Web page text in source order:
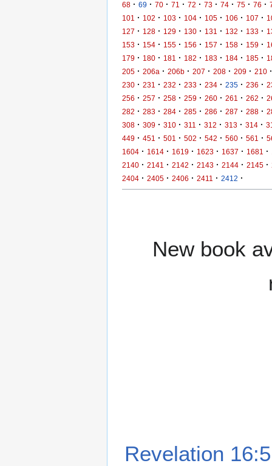
68 · 69 · 70 · 71 · 72 · 73 · 74 · 75 · 76 ·
101
· 102 · 103 · 104 · 105 · 106 · 107 ·
127 · 128 · 129 · 130 · 131 · 132 · 133 ·
153 · 154 · 155 · 156 · 157 · 158 · 159 ·
179 · 180 · 181 · 182 · 183 · 184 · 185 ·
205 · 206a · 206b · 207 · 208 · 209 · 210 ·
230 · 231 · 232 · 233 · 234 · 235 · 236 ·
256 · 257 · 258 · 259 · 260 · 261 · 262 ·
282 · 283 · 284 · 285 · 286 · 287 · 288 ·
308 · 309 · 310 · 311 · 312 · 313 · 314 ·
449 · 451 · 501 · 502 · 542 · 560 · 561 ·
1604 · 1614 · 1619 · 1623 · 1637 · 1681 ·
2140 · 2141 · 2142 · 2143 · 2144 · 2145 ·
2404 · 2405 · 2406 · 2411 · 2412 ·
New book
Revelation